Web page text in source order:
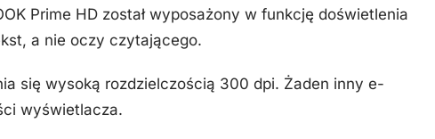
Prime HD został wyposażony w funkcję doświetlenia
a nie oczy czytającego.
się wysoką rozdzielczością 300 dpi. Żaden inny e-
wyświetlacza.